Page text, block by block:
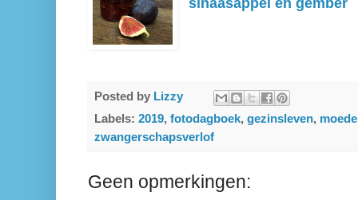
sinaasappel en gember
Posted by Lizzy
Labels: 2019, fotodagboek, gezinsleven,
zwangerschapsverlof
Geen opmerkingen: